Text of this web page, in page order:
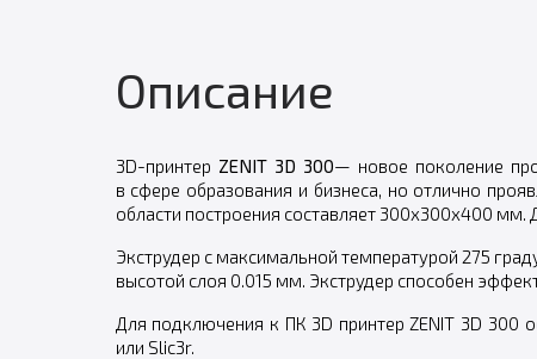
Описание
3D-принтер ZENIT 3D 300— новое поколение
в сфере образования и бизнеса, но отлично
области построения составляет 300х300х400 мм.
Экструдер с максимальной температурой 275
высотой слоя 0.015 мм. Экструдер способен
Для подключения к ПК 3D принтер ZENIT 3D 300
или Slic3r.